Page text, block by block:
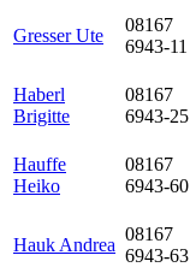
Gresser Ute
08167
6943-11
Haberl
Brigitte
08167
6943-25
Hauffe
Heiko
08167
6943-60
Hauk Andrea
08167
6943-63